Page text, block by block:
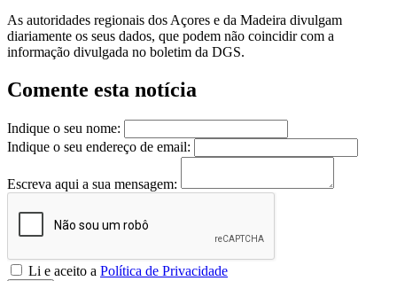
As autoridades regionais dos Açores e da Madeira divulgam
diariamente os seus dados, que podem não coincidir com a
informação divulgada no boletim da DGS.
Comente esta notícia
Indique o seu nome:
Indique o seu endereço de email:
Escreva aqui a sua mensagem:
Li e aceito a Política de Privacidade